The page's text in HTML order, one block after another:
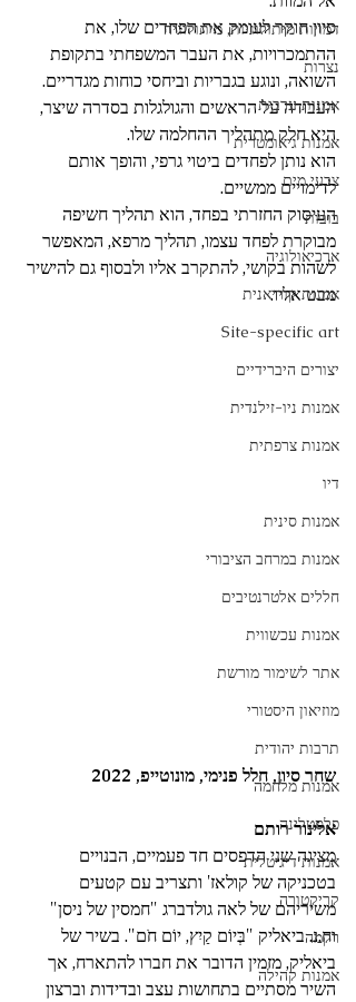
דמויות מיתולוגיות, מיתולוגיה
נצרות
אמנות ערבית
אמנות גיאומטרית
צבעי מים
בובות
ארכיאולוגיה
אמנות קוריאנית
Site-specific art
יצורים היברידיים
אמנות ניו-זילנדית
אמנות צרפתית
דיו
אמנות סינית
אמנות במרחב הציבורי
חללים אלטרנטיבים
אמנות עכשווית
אתר לשימור מורשת
מוזיאון היסטורי
תרבות יהודית
אמנות מלחמה
פלסטלינה
אמנות דיגיטלית
קריקטורה
רקמה
אמנות קהילה
סיון חוקר לעומק את הפחדים שלו, את
ההתמכרויות, את העבר המשפחתי בתקופת
השואה, ונוגע בגבריות וביחסי כוחות מגדריים.
העבודה על הראשים והגולגלות בסדרה שיצר,
היא חלק מתהליך ההחלמה שלו.
הוא נותן לפחדים ביטוי גרפי, והופך אותם
לדימויים ממשיים.
העיסוק החזרתי בפחד, הוא תהליך חשיפה
מבוקרת לפחד עצמו, תהליך מרפא, המאפשר
לשהות בקושי, להתקרב אליו ולבסוף גם להישיר
מבט אליו.
שחר סיון, חלל פנימי, מונוטייפ, 2022
אלינור רותם
מציגה שני הדפסים חד פעמיים, הבנויים
בטכניקה של קולאז' ותצריב עם קטעים
משיריהם של לאה גולדברג "חמסין של ניסן"
וח.נ. ביאליק "בְּיוֹם קַיִץ, יוֹם חֹם". בשיר של
ביאליק, מזמין הדובר את חברו להתארח, אך
השיר מסתיים בתחושות עצב ובדידות וברצון